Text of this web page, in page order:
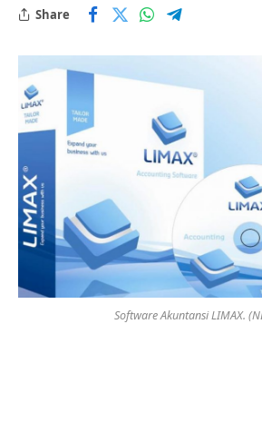
Share
Software Akuntansi LIMAX.